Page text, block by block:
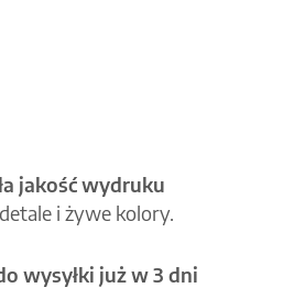
jakość wydruku
i żywe kolory.
wysyłki już w 3 dni